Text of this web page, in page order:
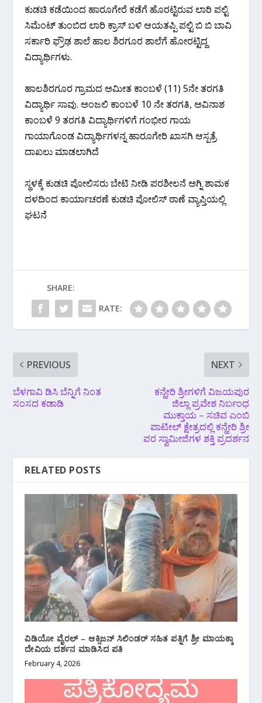
ಕುಡಚಿ ಕಡೆಯಿಂದ ಹಾರೂಗೇರೆ ಕಡೆಗೆ ಹೊರಟ್ಟಿರುವ ಲಾರಿ ಪಲ್ಟಿ
ಸಿಮೆಂಟ್ ತುಂಬಿದ ಲಾರಿ ಕ್ರಾಸ್ ಬಳಿ ಆಯತಪ್ಪಿ ಪಲ್ಟಿ ಬಿ ಬಿ ಬಾವಿ
ಸರ್ಕಾರಿ ಫ್ರೌಢ ಶಾಲೆ ಹಾಲ ಶಿರಗೂರ ಶಾಲೆಗೆ ಹೋರಟ್ಟಿದ್ದ
ವಿದ್ಯಾರ್ಥಿಗಳು.
ಹಾಲಶಿರಗೂರ ಗ್ರಾಮದ ಅಮೀತ ಕಾಂಬಳೆ (11) 5ನೇ ತರಗತಿ
ವಿದ್ಯಾರ್ಥಿ ಸಾವು. ಅಂಜಲಿ‌ ಕಾಂಬಳೆ 10 ನೇ ತರಗತಿ, ಅವಿನಾಶ
ಕಾಂಬಳೆ 9 ತರಗತಿ ವಿದ್ಯಾರ್ಥಿಗಳಿಗೆ ಗಂಭೀರ ಗಾಯ
ಗಾಯಾಗೊಂಡ ವಿದ್ಯಾರ್ಥಿಗಳನ್ನ ಹಾರೂಗೇರಿ ಖಾಸಗಿ ಆಸ್ಪತ್ರೆ
ದಾಖಲು ಮಾಡಲಾಗಿದೆ
ಸ್ಥಳಕ್ಕೆ ಕುಡಚಿ ಪೋಲಿಸರು ಬೇಟಿ ನೀಡಿ ಪರಶೀಲನೆ ಅಗ್ನಿ ಶಾಮಕ
ದಳದಿಂದ ಕಾರ್ಯಾಚರಣೆ ಕುಡಚಿ ಪೋಲಿಸ್ ಠಾಣೆ ವ್ಯಾಪ್ತಿಯಲ್ಲಿ
ಘಟನೆ
SHARE:
RATE:
PREVIOUS
ಬೆಳಗಾವಿ ಡಿಸಿ ಬೆನ್ನಿಗೆ ನಿಂತ
ಸಂಸದ ಕಡಾಡಿ
NEXT
ಕನ್ಹೇರಿ ಶ್ರೀಗಳಿಗೆ ವಿಜಯಪುರ
ಜಿಲ್ಲಾ ಪ್ರವೇಶ ನಿರ್ಬಂಧ
ಮುಕ್ತಾಯ – ಸಚಿವ ಎಂಬಿ
ಪಾಟೀಲ್ ಕ್ಷೇತ್ರದಲ್ಲಿ ಕನ್ಹೇರಿ ಶ್ರೀ
ಪರ ಸ್ವಾಮೀಜಿಗಳ ಶಕ್ತಿ ಪ್ರದರ್ಶನ
RELATED POSTS
ವಿಡಿಯೋ ವೈರಲ್ – ಆಕ್ಸಿಜನ್ ಸಿಲಿಂಡರ್ ಸಹಿತ ಪತ್ನಿಗೆ ಶ್ರೀ ಮಾಯಕ್ಕಾ
ದೇವಿಯ ದರ್ಶನ ಮಾಡಿಸಿದ ಪತಿ
February 4, 2026